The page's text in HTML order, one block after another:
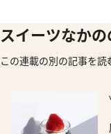
スイーツなかの
この連載の別の記事を読